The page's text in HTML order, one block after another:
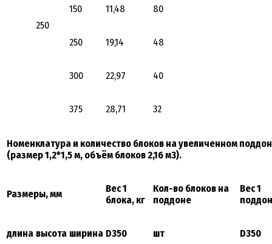
250
150 11,48 80
250 19,14 48
300 22,97 40
375 28,71 32
Номенклатура и количество блоков на увеличенном
(размер 1,2*1,5 м, объём блоков 2,16 м3).
Размеры, мм
Вес 1
блока, кг
Кол-во блоков на
поддоне
Вес 1
длина высота ширина D350 шт D350